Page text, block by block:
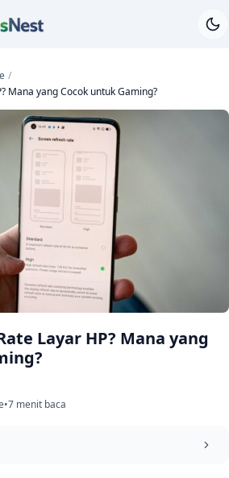
Mana yang Cocok untuk Gaming?
Layar HP? Mana yang
•7 menit baca